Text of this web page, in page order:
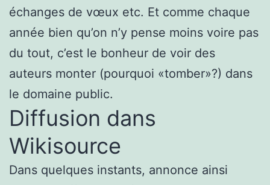
échanges de vœux etc. Et comme chaque
année bien qu’on n’y pense moins voire pas
du tout, c’est le bonheur de voir des
auteurs monter (pourquoi «tomber»?) dans
le domaine public.
Diffusion dans
Wikisource
Dans quelques instants, annonce ainsi